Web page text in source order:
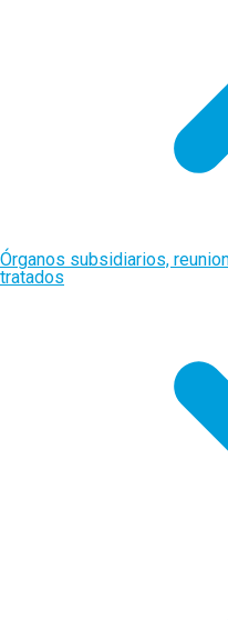
Órganos subsidiarios,
tratados